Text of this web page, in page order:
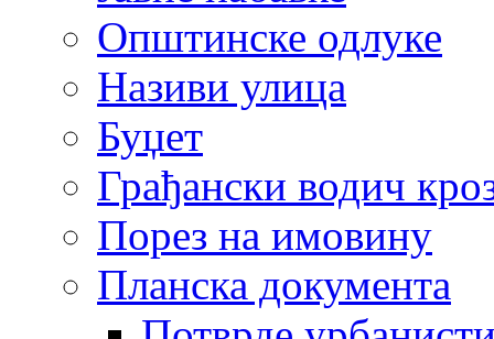
Општинске одлуке
Називи улица
Буџет
Грађански водич
Порез на имовину
Планска документа